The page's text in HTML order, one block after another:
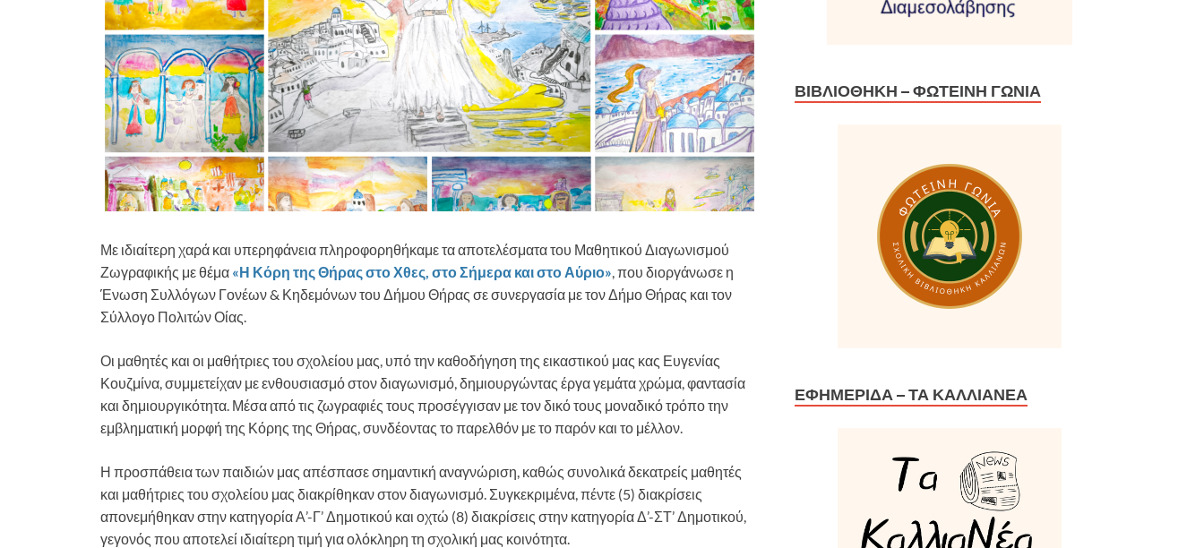
Με ιδιαίτερη χαρά και υπερηφάνεια πληροφορηθήκαμε τα αποτελέσματα του Μαθητικού Διαγωνισμού
Ζωγραφικής με θέμα «Η Κόρη της Θήρας στο Χθες, στο Σήμερα και στο Αύριο», που διοργάνωσε η
Ένωση Συλλόγων Γονέων & Κηδεμόνων του Δήμου Θήρας σε συνεργασία με τον Δήμο Θήρας και τον
Σύλλογο Πολιτών Οίας.
Οι μαθητές και οι μαθήτριες του σχολείου μας, υπό την καθοδήγηση της εικαστικού μας κας Ευγενίας
Κουζμίνα, συμμετείχαν με ενθουσιασμό στον διαγωνισμό, δημιουργώντας έργα γεμάτα χρώμα, φαντασία
και δημιουργικότητα. Μέσα από τις ζωγραφιές τους προσέγγισαν με τον δικό τους μοναδικό τρόπο την
εμβληματική μορφή της Κόρης της Θήρας, συνδέοντας το παρελθόν με το παρόν και το μέλλον.
Η προσπάθεια των παιδιών μας απέσπασε σημαντική αναγνώριση, καθώς συνολικά δεκατρείς μαθητές
και μαθήτριες του σχολείου μας διακρίθηκαν στον διαγωνισμό. Συγκεκριμένα, πέντε (5) διακρίσεις
απονεμήθηκαν στην κατηγορία Α’-Γ’ Δημοτικού και οχτώ (8) διακρίσεις στην κατηγορία Δ’-ΣΤ’ Δημοτικού,
γεγονός που αποτελεί ιδιαίτερη τιμή για ολόκληρη τη σχολική μας κοινότητα.
ΒΙΒΛΙΟΘΉΚΗ – ΦΩΤΕΙΝΉ ΓΩΝΙΆ
ΕΦΗΜΕΡΊΔΑ – ΤΑ ΚΑΛΛΙΑΝΈΑ